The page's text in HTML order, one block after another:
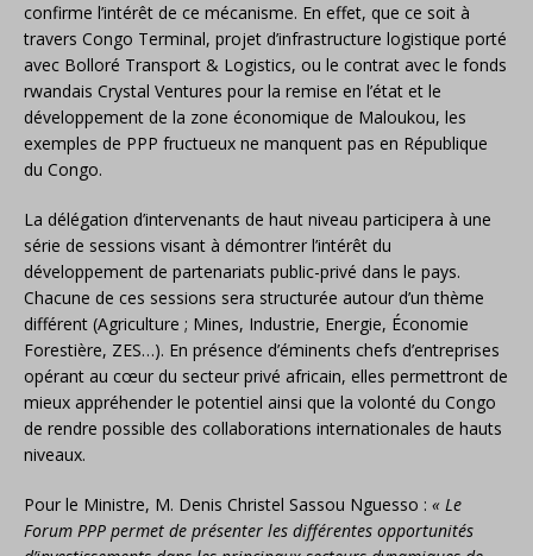
confirme l’intérêt de ce mécanisme. En effet, que ce soit à
travers Congo Terminal, projet d’infrastructure logistique porté
avec Bolloré Transport & Logistics, ou le contrat avec le fonds
rwandais Crystal Ventures pour la remise en l’état et le
développement de la zone économique de Maloukou, les
exemples de PPP fructueux ne manquent pas en République
du Congo.
La délégation d’intervenants de haut niveau participera à une
série de sessions visant à démontrer l’intérêt du
développement de partenariats public-privé dans le pays.
Chacune de ces sessions sera structurée autour d’un thème
différent (Agriculture ; Mines, Industrie, Energie, Économie
Forestière, ZES…). En présence d’éminents chefs d’entreprises
opérant au cœur du secteur privé africain, elles permettront de
mieux appréhender le potentiel ainsi que la volonté du Congo
de rendre possible des collaborations internationales de hauts
niveaux.
Pour le Ministre, M. Denis Christel Sassou Nguesso : « Le
Forum PPP permet de présenter les différentes opportunités